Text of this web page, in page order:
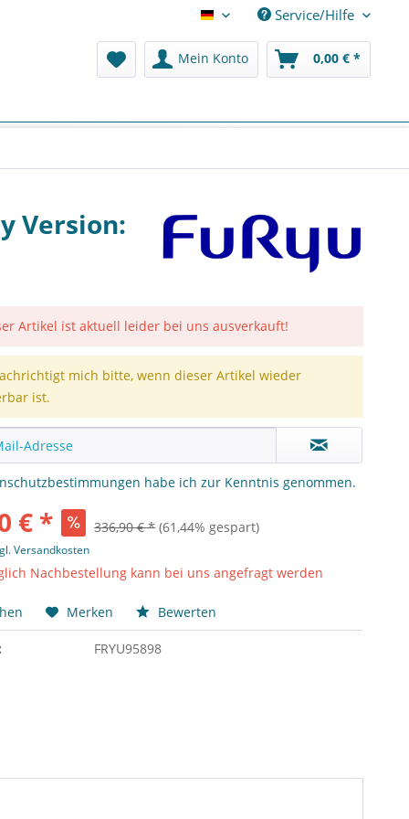
Deutsch Service/Hilfe
Mein Konto 0,00 € *
Version:
Artikel ist aktuell leider bei uns ausverkauft!
mich bitte, wenn dieser Artikel wieder
ist.
habe ich zur Kenntnis genommen.
€ * 336,90 € * (61,44% gespart)
Versandkosten
Nachbestellung kann bei uns angefragt werden
Merken Bewerten
FRYU95898